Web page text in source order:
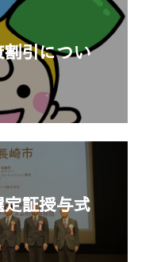
引につい
証授与式